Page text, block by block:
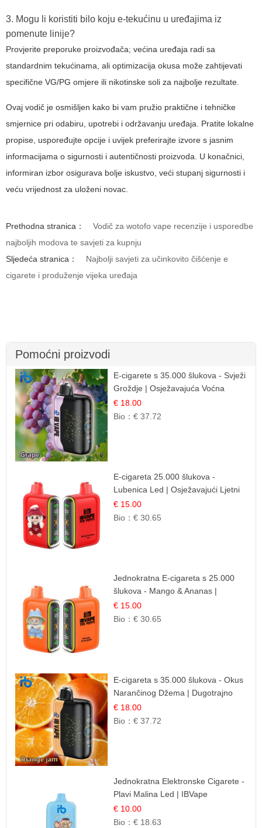
3. Mogu li koristiti bilo koju e-tekućinu u uređajima iz
pomenute linije?
Provjerite preporuke proizvođača; većina uređaja radi sa
standardnim tekućinama, ali optimizacija okusa može zahtijevati
specifične VG/PG omjere ili nikotinske soli za najbolje rezultate.
Ovaj vodič je osmišljen kako bi vam pružio praktične i tehničke
smjernice pri odabiru, upotrebi i održavanju uređaja. Pratite lokalne
propise, uspoređujte opcije i uvijek preferirajte izvore s jasnim
informacijama o sigurnosti i autentičnosti proizvoda. U konačnici,
informiran izbor osigurava bolje iskustvo, veći stupanj sigurnosti i
veću vrijednost za uloženi novac.
Prethodna stranica：
Vodič za wotofo vape recenzije i usporedbe
najboljih modova te savjeti za kupnju
Sljedeća stranica：
Najbolji savjeti za učinkovito čišćenje e
cigarete i produženje vijeka uređaja
Pomoćni proizvodi
E-cigarete s 35.000 šlukova - Svježi
Groždje | Osježavajuća Voćna
Aroma
€ 18.00
Bio：€ 37.72
E-cigareta 25.000 šlukova -
Lubenica Led | Osježavajući Ljetni
Okus
€ 15.00
Bio：€ 30.65
Jednokratna E-cigareta s 25.000
šlukova - Mango & Ananas |
Egzotična Voćna Mješavina
€ 15.00
Bio：€ 30.65
E-cigareta s 35.000 šlukova - Okus
Narančinog Džema | Dugotrajno
Iskustvo
€ 18.00
Bio：€ 37.72
Jednokratna Elektronske Cigarete -
Plavi Malina Led | IBVape
€ 10.00
Bio：€ 18.63